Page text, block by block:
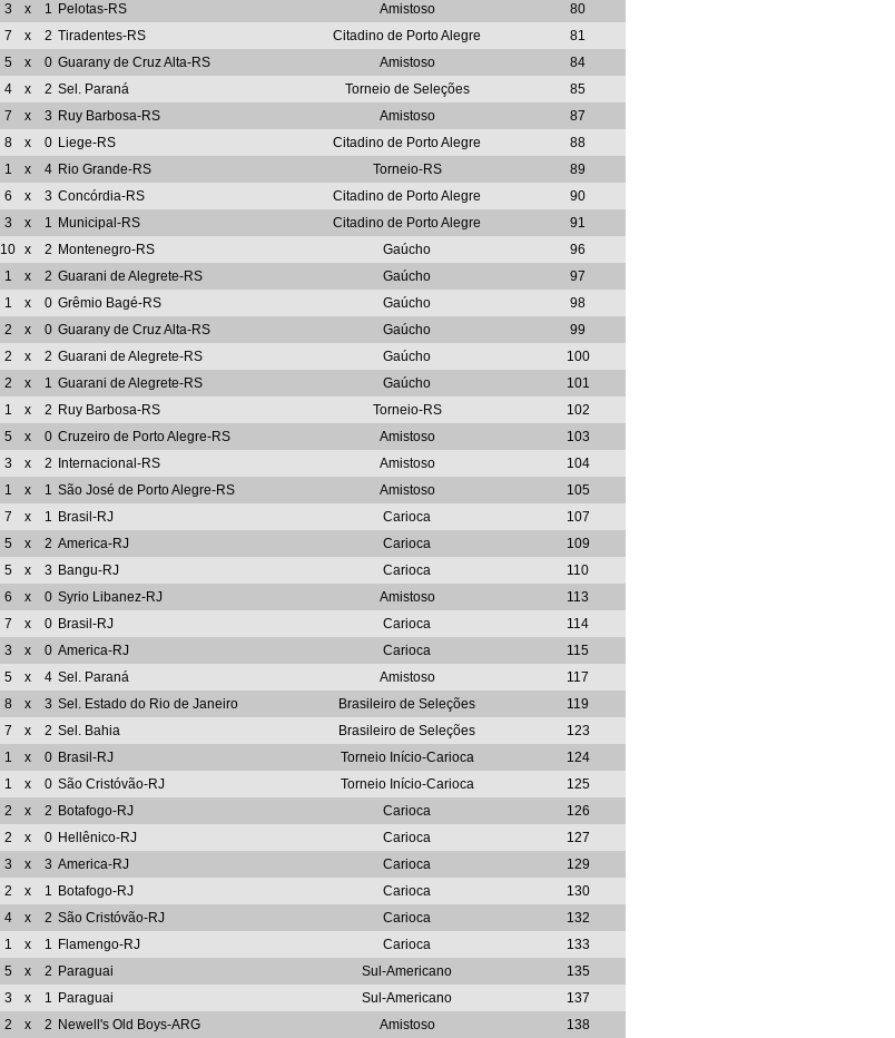
3 x 1 Pelotas-RS Amistoso
80
7 x 2 Tiradentes-RS Citadino de Porto Alegre
81
5 x 0 Guarany de Cruz Alta-RS Amistoso
84
4 x 2 Sel. Paraná Torneio de Seleções
85
7 x 3 Ruy Barbosa-RS Amistoso
87
8 x 0 Liege-RS Citadino de Porto Alegre
88
1 x 4 Rio Grande-RS Torneio-RS
89
6 x 3 Concórdia-RS Citadino de Porto Alegre
90
3 x 1 Municipal-RS Citadino de Porto Alegre
91
10 x 2 Montenegro-RS Gaúcho
96
1 x 2 Guarani de Alegrete-RS Gaúcho
97
1 x 0 Grêmio Bagé-RS Gaúcho
98
2 x 0 Guarany de Cruz Alta-RS Gaúcho
99
2 x 2 Guarani de Alegrete-RS Gaúcho
100
2 x 1 Guarani de Alegrete-RS Gaúcho
101
1 x 2 Ruy Barbosa-RS Torneio-RS
102
5 x 0 Cruzeiro de Porto Alegre-RS Amistoso
103
3 x 2 Internacional-RS Amistoso
104
1 x 1 São José de Porto Alegre-RS Amistoso
105
7 x 1 Brasil-RJ Carioca
107
5 x 2 America-RJ Carioca
109
5 x 3 Bangu-RJ Carioca
110
6 x 0 Syrio Libanez-RJ Amistoso
113
7 x 0 Brasil-RJ Carioca
114
3 x 0 America-RJ Carioca
115
5 x 4 Sel. Paraná Amistoso
117
8 x 3 Sel. Estado do Rio de Janeiro Brasileiro de Seleções
119
7 x 2 Sel. Bahia Brasileiro de Seleções
123
1 x 0 Brasil-RJ Torneio Início-Carioca
124
1 x 0 São Cristóvão-RJ Torneio Início-Carioca
125
2 x 2 Botafogo-RJ Carioca
126
2 x 0 Hellênico-RJ Carioca
127
3 x 3 America-RJ Carioca
129
2 x 1 Botafogo-RJ Carioca
130
4 x 2 São Cristóvão-RJ Carioca
132
1 x 1 Flamengo-RJ Carioca
133
5 x 2 Paraguai Sul-Americano
135
3 x 1 Paraguai Sul-Americano
137
2 x 2 Newell's Old Boys-ARG Amistoso
138